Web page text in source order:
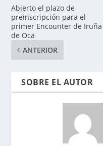
Abierto el plazo de
preinscripción para el
primer Encounter de Iruña
de Oca
ANTERIOR
SOBRE EL AUTOR